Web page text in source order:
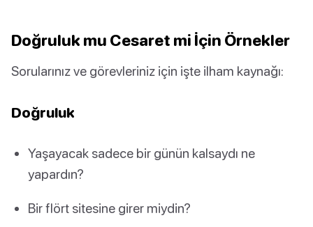
Doğruluk mu Cesaret mi İçin Örnekler
Sorularınız ve görevleriniz için işte ilham kaynağı:
Doğruluk
Yaşayacak sadece bir günün kalsaydı ne
yapardın?
Bir flört sitesine girer miydin?